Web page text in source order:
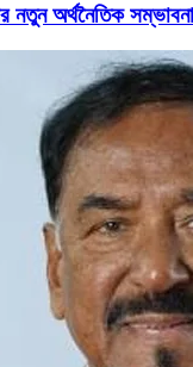
নতুন অর্থনৈতিক